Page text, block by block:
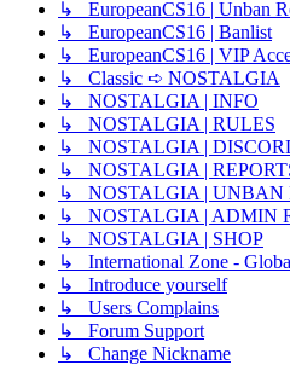
↳ EuropeanCS16 | Unban
↳ EuropeanCS16 | Banlist
↳ EuropeanCS16 | VIP
↳ Classic ➪ NOSTALGIA
↳ NOSTALGIA | INFO
↳ NOSTALGIA | RULES
↳ NOSTALGIA |
↳ NOSTALGIA |
↳ NOSTALGIA | UNBAN
↳ NOSTALGIA | ADMIN
↳ NOSTALGIA | SHOP
↳ International Zone -
↳ Introduce yourself
↳ Users Complains
↳ Forum Support
↳ Change Nickname